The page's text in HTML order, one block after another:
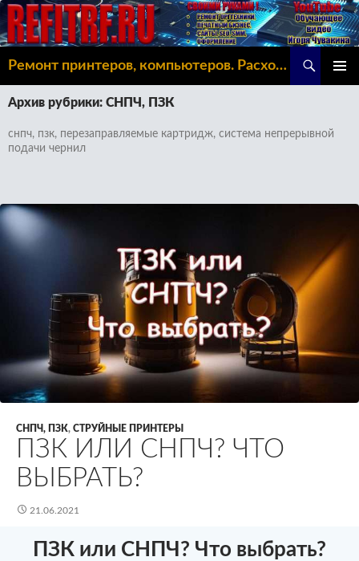
Ремонт принтеров, компьютеров. Расходка, Omoda C5
К
СОДЕРЖИМОМУ
Архив рубрики: СНПЧ, ПЗК
снпч, пзк, перезаправляемые картридж, система непрерывной
подачи чернил
СНПЧ, ПЗК, СТРУЙНЫЕ ПРИНТЕРЫ
ПЗК ИЛИ СНПЧ? ЧТО
ВЫБРАТЬ?
21.06.2021
ПЗК или СНПЧ? Что выбрать?